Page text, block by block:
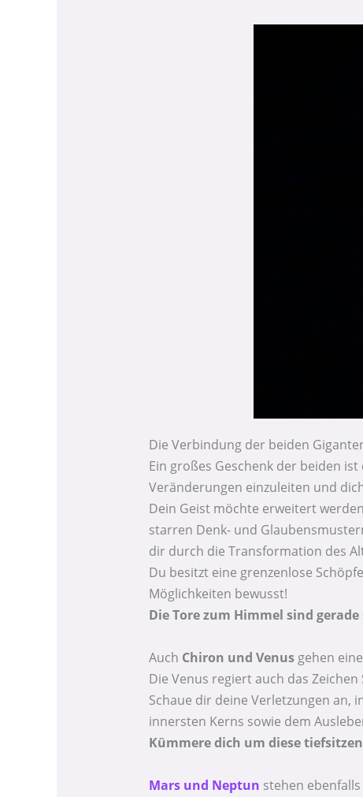
Die Verbindung der beiden
Ein großes Geschenk der beiden
Veränderungen einzuleiten und
Dein Geist möchte erweitert
starren Denk- und
dir durch die Transformation des
Du besitzt eine grenzenlose
Möglichkeiten bewusst!
Die Tore zum Himmel sind
Auch Chiron und Venusgehen
Die Venus regiert auch das
Schaue dir deine Verletzungen an,
innersten Kerns sowie dem
Kümmere dich um diese
Mars und Neptun stehen